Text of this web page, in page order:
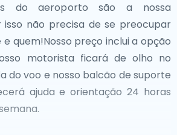
do aeroporto são a nossa
isso não precisa de se preocupar
quem!Nosso preço inclui a opção
motorista ficará de olho no
do voo e nosso balcão de suporte
ajuda e orientação 24 horas